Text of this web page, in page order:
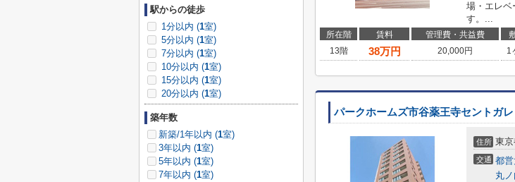
場・エレベ
す。...
所在階 賃料 管理費・共益費
13階
38万円 20,000円 1
パークホームズ市谷薬王寺セントガ
住所 東
交通 都
丸
駅からの徒歩
1分以内 (1室)
5分以内 (1室)
7分以内 (1室)
10分以内 (1室)
15分以内 (1室)
20分以内 (1室)
築年数
新築/1年以内 (1室)
3年以内 (1室)
5年以内 (1室)
7年以内 (1室)